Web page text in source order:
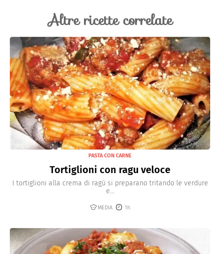
Altre ricette correlate
PASTA CON CARNE
Tortiglioni con ragu veloce
I tortiglioni alla crema di ragù si preparano tritando le verdure
e...
MEDIA 1h